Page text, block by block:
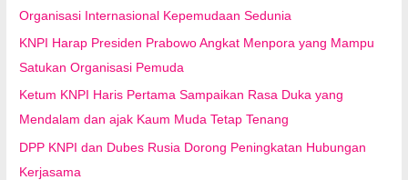
Organisasi Internasional Kepemudaan Sedunia
KNPI Harap Presiden Prabowo Angkat Menpora yang Mampu
Satukan Organisasi Pemuda
Ketum KNPI Haris Pertama Sampaikan Rasa Duka yang
Mendalam dan ajak Kaum Muda Tetap Tenang
DPP KNPI dan Dubes Rusia Dorong Peningkatan Hubungan
Kerjasama